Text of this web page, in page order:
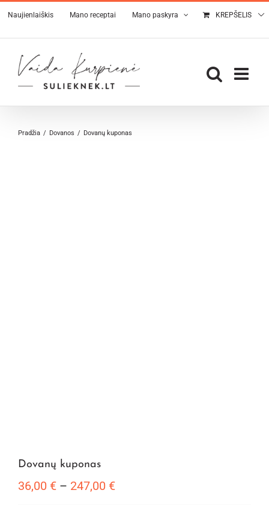
Skip
to
content
Naujienlaiškis Mano receptai Mano paskyra KREPŠELIS
Pradžia Dovanos Dovanų kuponas
Dovanų kuponas
36,00 € – 247,00 €Price